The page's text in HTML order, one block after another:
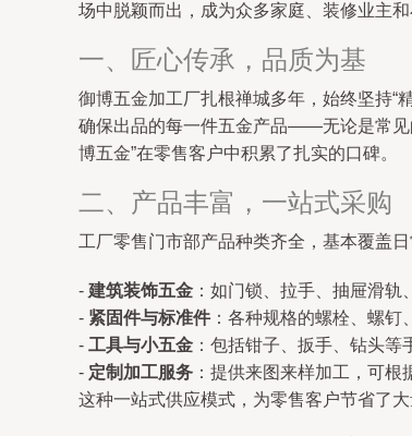
场中脱颖而出，成为众多家庭、装修业主和
一、匠心传承，品质为基
御博五金加工厂扎根禅城多年，始终坚持“
确保出品的每一件五金产品——无论是常见
博五金”在零售客户中积累了扎实的口碑。
二、产品丰富，一站式采购
工厂零售门市部产品种类齐全，基本覆盖日
- 建筑装饰五金 ：如门锁、拉手、抽屉滑轨
- 紧固件与标准件 ：各种规格的螺栓、螺钉
- 工具与小五金 ：包括钳子、扳手、钻头等
- 定制加工服务 ：提供来图来样加工，可根
这种一站式供应模式，为零售客户节省了大